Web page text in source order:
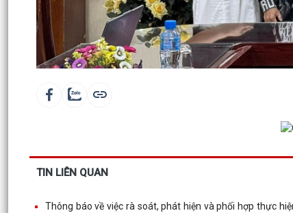
TIN LIÊN QUAN
Thông báo về việc rà soát, phát hiện và phối hợp thực